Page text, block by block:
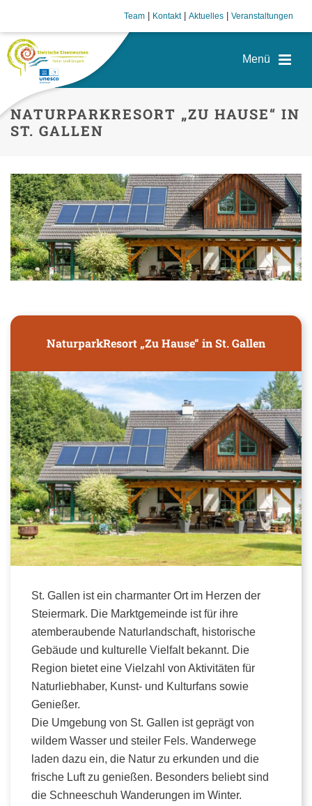
Team Kontakt| Aktuelles Veranstaltungen
NATURPARKRESORT „ZU HAUSE“ IN
ST. GALLEN
NaturparkResort „Zu Hause“ in St. Gallen
St. Gallen ist ein charmanter Ort im Herzen der
Steiermark. Die Marktgemeinde ist für ihre
atemberaubende Naturlandschaft, historische
Gebäude und kulturelle Vielfalt bekannt. Die
Region bietet eine Vielzahl von Aktivitäten für
Naturliebhaber, Kunst- und Kulturfans sowie
Genießer.
Die Umgebung von St. Gallen ist geprägt von
wildem Wasser und steiler Fels. Wanderwege
laden dazu ein, die Natur zu erkunden und die
frische Luft zu genießen. Besonders beliebt sind
die Schneeschuh Wanderungen im Winter.